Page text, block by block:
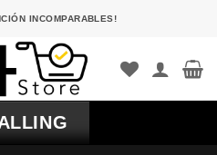
INCOMPARABLES!